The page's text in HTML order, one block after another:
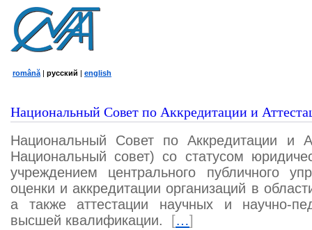
română | русский | english
Национальный Совет по Аккредитации и
Национальный Совет по Аккредитации и
Национальный совет) со статусом
учреждением центрального публичного
оценки и аккредитации организаций в
а также аттестации научных и научно-
высшей квалификации.
[…]